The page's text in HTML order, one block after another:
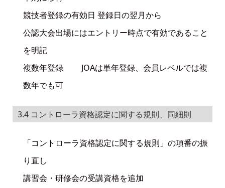
競技者登録の有効日 登録日の翌月から
公認大会出場にはエントリー時点で有効であること
を明記
複数年登録 JOAは単年登録、会員レベルでは複
数年でも可
3.4 コントローラ資格認定に関する規則、同細則
「コントローラ資格認定に関する規則」の項番の振
り直し
講習会・研修会の受講資格を追加